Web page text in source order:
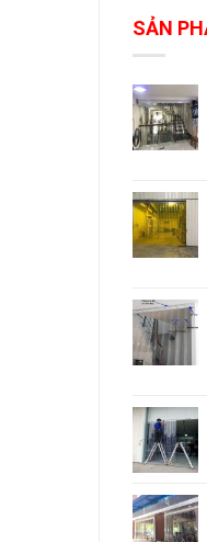
SẢN